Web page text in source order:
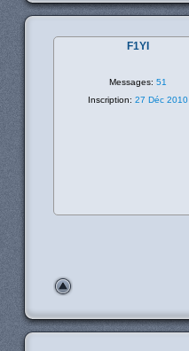
F1YI
Messages: 51
Inscription: 27 Déc 2010